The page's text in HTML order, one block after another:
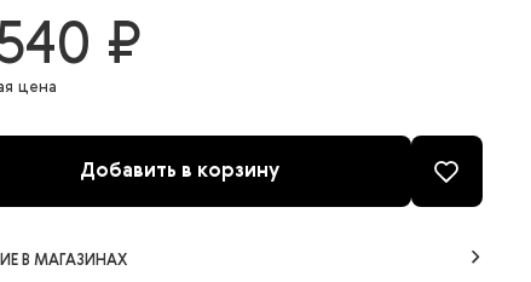
₽
цена
Добавить в корзину
В МАГАЗИНАХ